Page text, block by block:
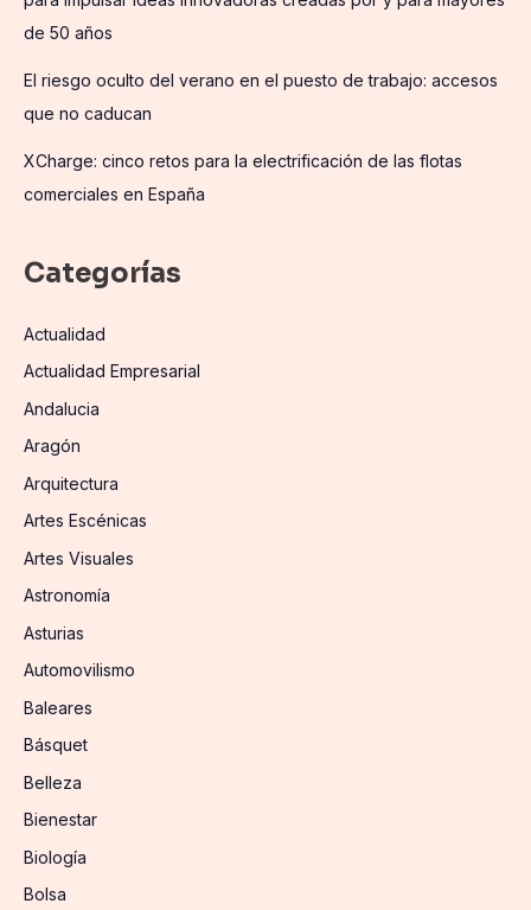
de 50 años
El riesgo oculto del verano en el puesto de trabajo: accesos
que no caducan
XCharge: cinco retos para la electrificación de las flotas
comerciales en España
Categorías
Actualidad
Actualidad Empresarial
Andalucia
Aragón
Arquitectura
Artes Escénicas
Artes Visuales
Astronomía
Asturias
Automovilismo
Baleares
Básquet
Belleza
Bienestar
Biología
Bolsa